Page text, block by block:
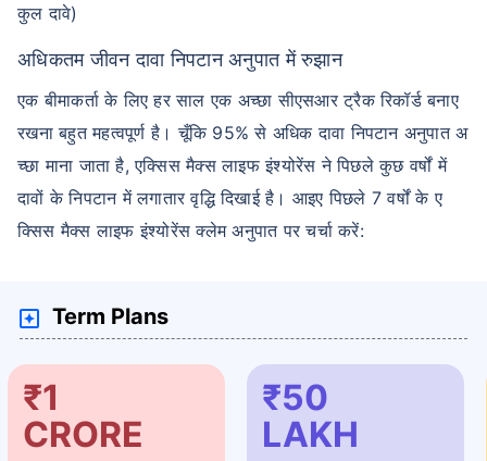
कुल दावे)
अधिकतम जीवन दावा निपटान अनुपात में रुझान
एक बीमाकर्ता के लिए हर साल एक अच्छा सीएसआर ट्रैक रिकॉर्ड बनाए
रखना बहुत महत्वपूर्ण है। चूँकि 95% से अधिक दावा निपटान अनुपात अ
च्छा माना जाता है, एक्सिस मैक्स लाइफ इंश्योरेंस ने पिछले कुछ वर्षों में
दावों के निपटान में लगातार वृद्धि दिखाई है। आइए पिछले 7 वर्षों के ए
क्सिस मैक्स लाइफ इंश्योरेंस क्लेम अनुपात पर चर्चा करें:
Term Plans
₹1
CRORE
₹50
LAKH